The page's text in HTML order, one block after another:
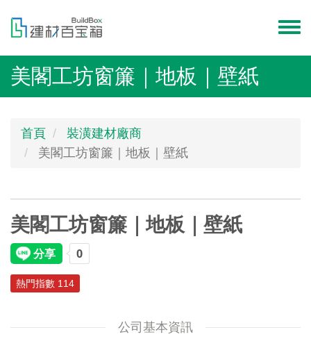
容
menu
美閣工坊窗簾｜地板｜壁紙
首頁
裝潢建材廠商
美閣工坊窗簾｜地板｜壁紙
美閣工坊窗簾｜地板｜壁紙
熱門指數 114
公司基本資訊